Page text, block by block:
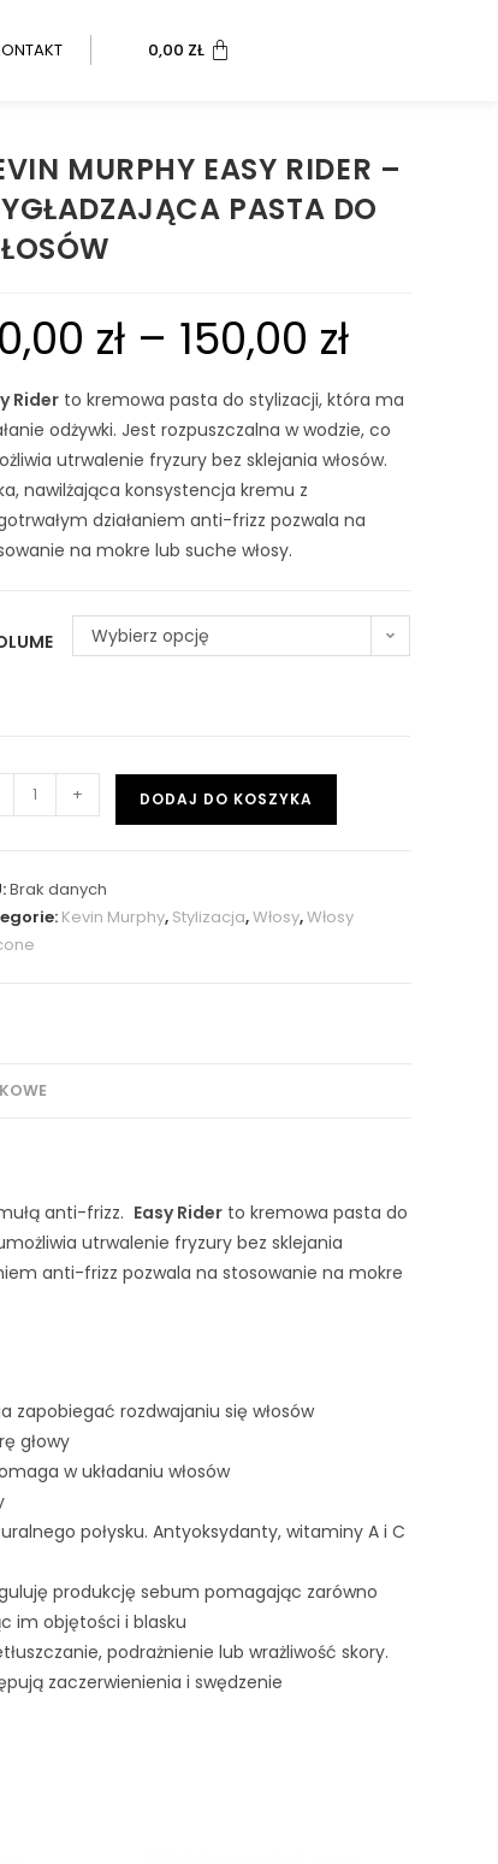
0,00 ZŁ
MURPHY EASY RIDER –
PASTA DO
zł – 150,00 zł
Rider to kremowa pasta do stylizacji, która ma
odżywki. Jest rozpuszczalna w wodzie, co
utrwalenie fryzury bez sklejania włosów.
nawilżająca konsystencja kremu z
działaniem anti-frizz pozwala na
na mokre lub suche włosy.
Wybierz opcję
+ DODAJ DO KOSZYKA
Brak danych
Kevin Murphy, Stylizacja,Włosy,Włosy
anti-frizz. Easy Rider to kremowa pasta do
utrwalenie fryzury bez sklejania
anti-frizz pozwala na stosowanie na mokre
rozdwajaniu się włosów
głowy
w układaniu włosów
połysku. Antyoksydanty, witaminy A i C
produkcję sebum pomagając zarówno
im objętości i blasku
podrażnienie lub wrażliwość skory.
zaczerwienienia i swędzenie